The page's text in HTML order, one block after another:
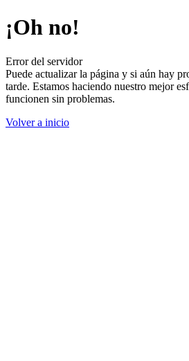
¡Oh no!
Error del servidor
Puede actualizar la página y si aún hay
tarde. Estamos haciendo nuestro mejor
funcionen sin problemas.
Volver a inicio